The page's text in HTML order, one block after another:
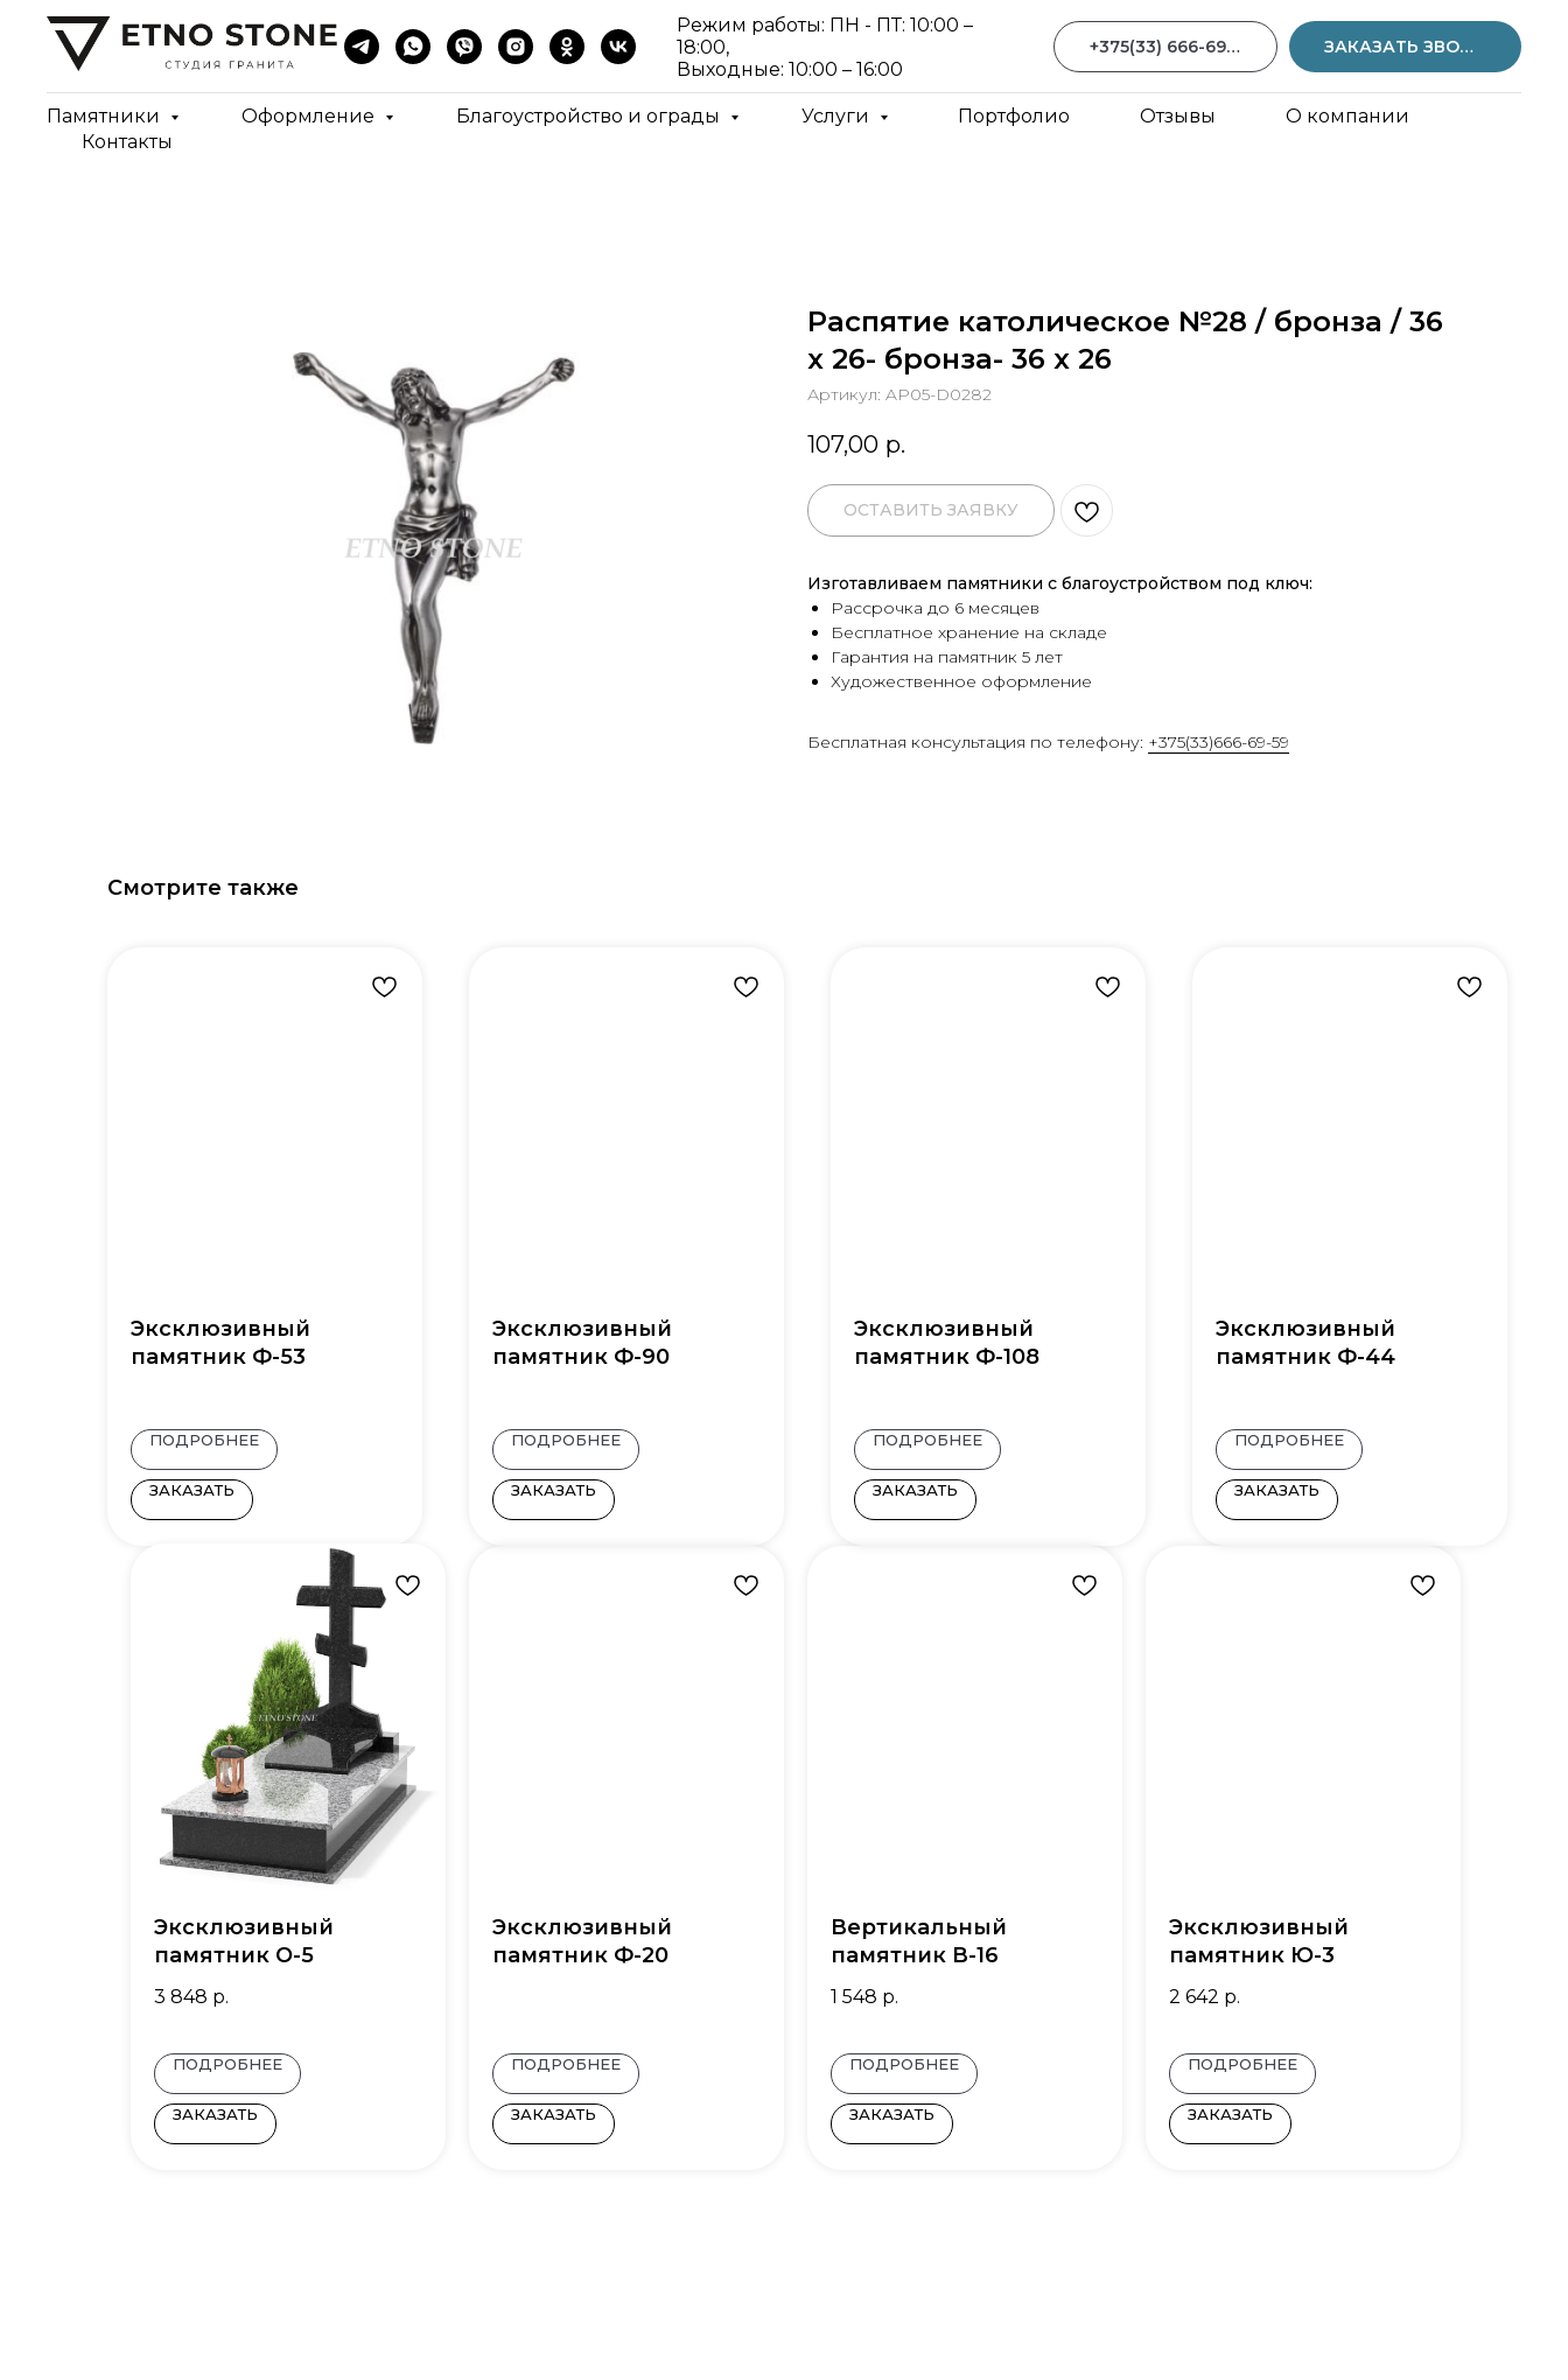
Режим работы: ПН - ПТ: 10:00 –
18:00,
Выходные: 10:00 – 16:00
+375(33) 666-69-59 ЗАКАЗАТЬ ЗВОНОК
Памятники Оформление Благоустройство и ограды Услуги Портфолио Отзывы
О компании
Контакты
Распятие католическое №28 / бронза / 36
х 26- бронза- 36 х 26
Артикул: AP05-D0282
107,00 р.
ОСТАВИТЬ ЗАЯВКУ
Изготавливаем памятники с благоустройством под ключ:
Рассрочка до 6 месяцев
Бесплатное хранение на складе
Гарантия на памятник 5 лет
Художественное оформление
Бесплатная консультация по телефону: +375(33)666-69-59
Смотрите также
Эксклюзивный
памятник Ф-53
ПОДРОБНЕЕ
ЗАКАЗАТЬ
Эксклюзивный
памятник Ф-90
ПОДРОБНЕЕ
ЗАКАЗАТЬ
Эксклюзивный
памятник Ф-108
ПОДРОБНЕЕ
ЗАКАЗАТЬ
Эксклюзивный
памятник Ф-44
ПОДРОБНЕЕ
ЗАКАЗАТЬ
Эксклюзивный
памятник О-5
3 848 р.
ПОДРОБНЕЕ
ЗАКАЗАТЬ
Эксклюзивный
памятник Ф-20
ПОДРОБНЕЕ
ЗАКАЗАТЬ
Вертикальный
памятник В-16
1 548 р.
ПОДРОБНЕЕ
ЗАКАЗАТЬ
Эксклюзивный
памятник Ю-3
2 642 р.
ПОДРОБНЕЕ
ЗАКАЗАТЬ